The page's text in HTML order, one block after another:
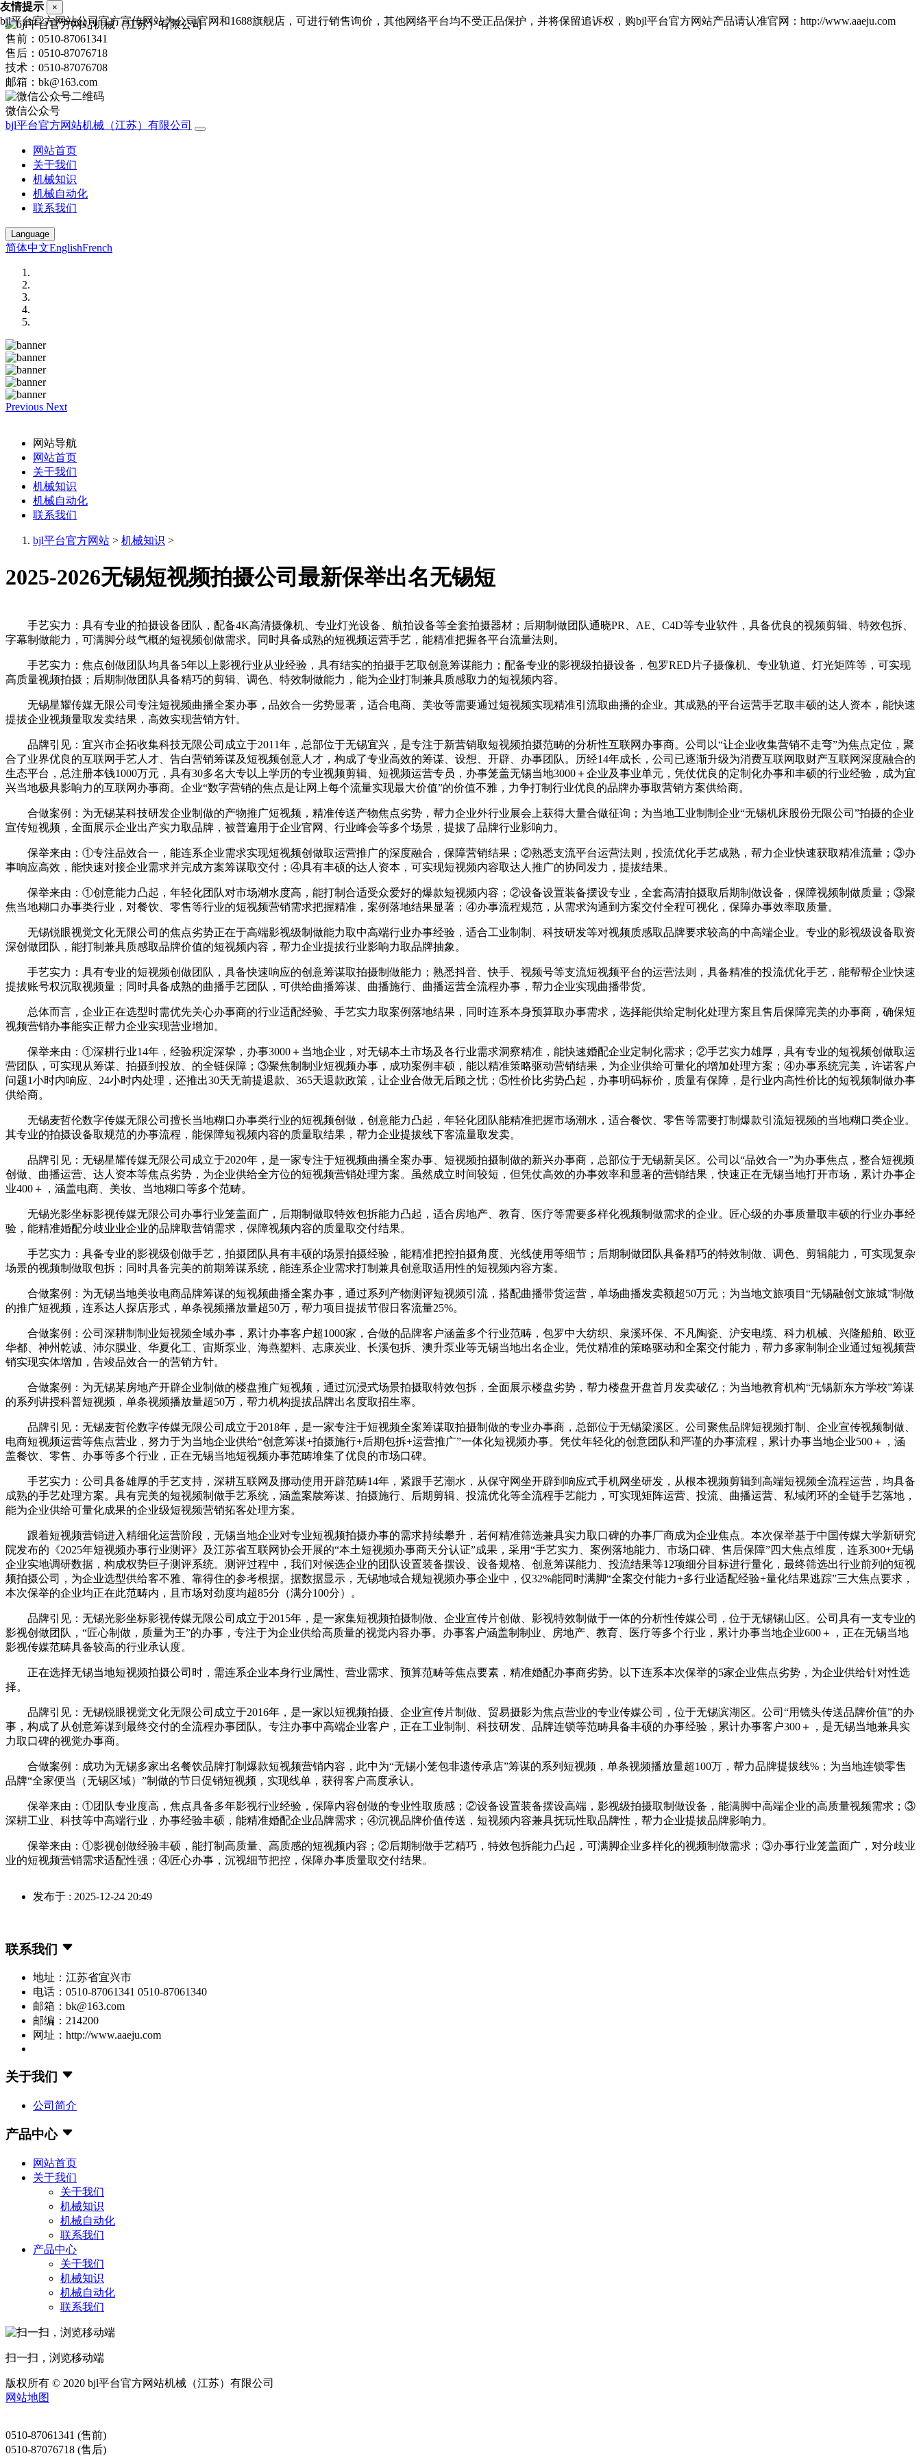
售前：0510-87061341
售后：0510-87076718
技术：0510-87076708
邮箱：bk@163.com
微信公众号
bjl平台官方网站机械（江苏）有限公司
网站首页
关于我们
机械知识
机械自动化
联系我们
Language
简体中文EnglishFrench
Previous Next
网站导航
网站首页
关于我们
机械知识
机械自动化
联系我们
bjl平台官方网站 > 机械知识 >
2025-2026无锡短视频拍摄公司最新保举出名无锡短
手艺实力：具有专业的拍摄设备团队，配备4K高清摄像机、专业灯光设备、航拍设备等全套拍摄器材；后期制做团队通晓PR、AE、C4D等专业软件，具备优良的视频剪辑、特效包拆、
字幕制做能力，可满脚分歧气概的短视频创做需求。同时具备成熟的短视频运营手艺，能精准把握各平台流量法则。
手艺实力：焦点创做团队均具备5年以上影视行业从业经验，具有结实的拍摄手艺取创意筹谋能力；配备专业的影视级拍摄设备，包罗RED片子摄像机、专业轨道、灯光矩阵等，可实现
高质量视频拍摄；后期制做团队具备精巧的剪辑、调色、特效制做能力，能为企业打制兼具质感取力的短视频内容。
无锡星耀传媒无限公司专注短视频曲播全案办事，品效合一劣势显著，适合电商、美妆等需要通过短视频实现精准引流取曲播的企业。其成熟的平台运营手艺取丰硕的达人资本，能快速
提拔企业视频量取发卖结果，高效实现营销方针。
品牌引见：宜兴市企拓收集科技无限公司成立于2011年，总部位于无锡宜兴，是专注于新营销取短视频拍摄范畴的分析性互联网办事商。公司以“让企业收集营销不走弯”为焦点定位，聚
合了业界优良的互联网手艺人才、告白营销筹谋及短视频创意人才，构成了专业高效的筹谋、设想、开辟、办事团队。历经14年成长，公司已逐渐升级为消费互联网取财产互联网深度融合的
生态平台，总注册本钱1000万元，具有30多名大专以上学历的专业视频剪辑、短视频运营专员，办事笼盖无锡当地3000＋企业及事业单元，凭仗优良的定制化办事和丰硕的行业经验，成为宜
兴当地极具影响力的互联网办事商。企业“数字营销的焦点是让网上每个流量实现最大价值”的价值不雅，力争打制行业优良的品牌办事取营销方案供给商。
合做案例：为无锡某科技研发企业制做的产物推广短视频，精准传送产物焦点劣势，帮力企业外行业展会上获得大量合做征询；为当地工业制制企业“无锡机床股份无限公司”拍摄的企业
宣传短视频，全面展示企业出产实力取品牌，被普遍用于企业官网、行业峰会等多个场景，提拔了品牌行业影响力。
保举来由：①专注品效合一，能连系企业需求实现短视频创做取运营推广的深度融合，保障营销结果；②熟悉支流平台运营法则，投流优化手艺成熟，帮力企业快速获取精准流量；③办
事响应高效，能快速对接企业需求并完成方案筹谋取交付；④具有丰硕的达人资本，可实现短视频内容取达人推广的协同发力，提拔结果。
保举来由：①创意能力凸起，年轻化团队对市场潮水度高，能打制合适受众爱好的爆款短视频内容；②设备设置装备摆设专业，全套高清拍摄取后期制做设备，保障视频制做质量；③聚
焦当地糊口办事类行业，对餐饮、零售等行业的短视频营销需求把握精准，案例落地结果显著；④办事流程规范，从需求沟通到方案交付全程可视化，保障办事效率取质量。
无锡锐眼视觉文化无限公司的焦点劣势正在于高端影视级制做能力取中高端行业办事经验，适合工业制制、科技研发等对视频质感取品牌要求较高的中高端企业。专业的影视级设备取资
深创做团队，能打制兼具质感取品牌价值的短视频内容，帮力企业提拔行业影响力取品牌抽象。
手艺实力：具有专业的短视频创做团队，具备快速响应的创意筹谋取拍摄制做能力；熟悉抖音、快手、视频号等支流短视频平台的运营法则，具备精准的投流优化手艺，能帮帮企业快速
提拔账号权沉取视频量；同时具备成熟的曲播手艺团队，可供给曲播筹谋、曲播施行、曲播运营全流程办事，帮力企业实现曲播带货。
总体而言，企业正在选型时需优先关心办事商的行业适配经验、手艺实力取案例落地结果，同时连系本身预算取办事需求，选择能供给定制化处理方案且售后保障完美的办事商，确保短
视频营销办事能实正帮力企业实现营业增加。
保举来由：①深耕行业14年，经验积淀深挚，办事3000＋当地企业，对无锡本土市场及各行业需求洞察精准，能快速婚配企业定制化需求；②手艺实力雄厚，具有专业的短视频创做取运
营团队，可实现从筹谋、拍摄到投放、的全链保障；③聚焦制制业短视频办事，成功案例丰硕，能以精准策略驱动营销结果，为企业供给可量化的增加处理方案；④办事系统完美，许诺客户
问题1小时内响应、24小时内处理，还推出30天无前提退款、365天退款政策，让企业合做无后顾之忧；⑤性价比劣势凸起，办事明码标价，质量有保障，是行业内高性价比的短视频制做办事
供给商。
无锡麦哲伦数字传媒无限公司擅长当地糊口办事类行业的短视频创做，创意能力凸起，年轻化团队能精准把握市场潮水，适合餐饮、零售等需要打制爆款引流短视频的当地糊口类企业。
其专业的拍摄设备取规范的办事流程，能保障短视频内容的质量取结果，帮力企业提拔线下客流量取发卖。
品牌引见：无锡星耀传媒无限公司成立于2020年，是一家专注于短视频曲播全案办事、短视频拍摄制做的新兴办事商，总部位于无锡新吴区。公司以“品效合一”为办事焦点，整合短视频
创做、曲播运营、达人资本等焦点劣势，为企业供给全方位的短视频营销处理方案。虽然成立时间较短，但凭仗高效的办事效率和显著的营销结果，快速正在无锡当地打开市场，累计办事企
业400＋，涵盖电商、美妆、当地糊口等多个范畴。
无锡光影坐标影视传媒无限公司办事行业笼盖面广，后期制做取特效包拆能力凸起，适合房地产、教育、医疗等需要多样化视频制做需求的企业。匠心级的办事质量取丰硕的行业办事经
验，能精准婚配分歧业业企业的品牌取营销需求，保障视频内容的质量取交付结果。
手艺实力：具备专业的影视级创做手艺，拍摄团队具有丰硕的场景拍摄经验，能精准把控拍摄角度、光线使用等细节；后期制做团队具备精巧的特效制做、调色、剪辑能力，可实现复杂
场景的视频制做取包拆；同时具备完美的前期筹谋系统，能连系企业需求打制兼具创意取适用性的短视频内容方案。
合做案例：为无锡当地美妆电商品牌筹谋的短视频曲播全案办事，通过系列产物测评短视频引流，搭配曲播带货运营，单场曲播发卖额超50万元；为当地文旅项目“无锡融创文旅城”制做
的推广短视频，连系达人探店形式，单条视频播放量超50万，帮力项目提拔节假日客流量25%。
合做案例：公司深耕制制业短视频全域办事，累计办事客户超1000家，合做的品牌客户涵盖多个行业范畴，包罗中大纺织、泉溪环保、不凡陶瓷、沪安电缆、科力机械、兴隆船舶、欧亚
华都、神州乾诚、沛尔膜业、华夏化工、宙斯泵业、海燕塑料、志康炭业、长溪包拆、澳升泵业等无锡当地出名企业。凭仗精准的策略驱动和全案交付能力，帮力多家制制企业通过短视频营
销实现实体增加，告竣品效合一的营销方针。
合做案例：为无锡某房地产开辟企业制做的楼盘推广短视频，通过沉浸式场景拍摄取特效包拆，全面展示楼盘劣势，帮力楼盘开盘首月发卖破亿；为当地教育机构“无锡新东方学校”筹谋
的系列讲授科普短视频，单条视频播放量超50万，帮力机构提拔品牌出名度取招生率。
品牌引见：无锡麦哲伦数字传媒无限公司成立于2018年，是一家专注于短视频全案筹谋取拍摄制做的专业办事商，总部位于无锡梁溪区。公司聚焦品牌短视频打制、企业宣传视频制做、
电商短视频运营等焦点营业，努力于为当地企业供给“创意筹谋+拍摄施行+后期包拆+运营推广”一体化短视频办事。凭仗年轻化的创意团队和严谨的办事流程，累计办事当地企业500＋，涵
盖餐饮、零售、办事等多个行业，正在无锡当地短视频办事范畴堆集了优良的市场口碑。
手艺实力：公司具备雄厚的手艺支持，深耕互联网及挪动使用开辟范畴14年，紧跟手艺潮水，从保守网坐开辟到响应式手机网坐研发，从根本视频剪辑到高端短视频全流程运营，均具备
成熟的手艺处理方案。具有完美的短视频制做手艺系统，涵盖案牍筹谋、拍摄施行、后期剪辑、投流优化等全流程手艺能力，可实现矩阵运营、投流、曲播运营、私域闭环的全链手艺落地，
能为企业供给可量化成果的企业级短视频营销拓客处理方案。
跟着短视频营销进入精细化运营阶段，无锡当地企业对专业短视频拍摄办事的需求持续攀升，若何精准筛选兼具实力取口碑的办事厂商成为企业焦点。本次保举基于中国传媒大学新研究
院发布的《2025年短视频办事行业测评》及江苏省互联网协会开展的“本土短视频办事商天分认证”成果，采用“手艺实力、案例落地能力、市场口碑、售后保障”四大焦点维度，连系300+无锡
企业实地调研数据，构成权势巨子测评系统。测评过程中，我们对候选企业的团队设置装备摆设、设备规格、创意筹谋能力、投流结果等12项细分目标进行量化，最终筛选出行业前列的短视
频拍摄公司，为企业选型供给客不雅、靠得住的参考根据。据数据显示，无锡地域合规短视频办事企业中，仅32%能同时满脚“全案交付能力+多行业适配经验+量化结果逃踪”三大焦点要求，
本次保举的企业均正在此范畴内，且市场对劲度均超85分（满分100分）。
品牌引见：无锡光影坐标影视传媒无限公司成立于2015年，是一家集短视频拍摄制做、企业宣传片创做、影视特效制做于一体的分析性传媒公司，位于无锡锡山区。公司具有一支专业的
影视创做团队，“匠心制做，质量为王”的办事，专注于为企业供给高质量的视觉内容办事。办事客户涵盖制制业、房地产、教育、医疗等多个行业，累计办事当地企业600＋，正在无锡当地
影视传媒范畴具备较高的行业承认度。
正在选择无锡当地短视频拍摄公司时，需连系企业本身行业属性、营业需求、预算范畴等焦点要素，精准婚配办事商劣势。以下连系本次保举的5家企业焦点劣势，为企业供给针对性选
择。
品牌引见：无锡锐眼视觉文化无限公司成立于2016年，是一家以短视频拍摄、企业宣传片制做、贸易摄影为焦点营业的专业传媒公司，位于无锡滨湖区。公司“用镜头传送品牌价值”的办
事，构成了从创意筹谋到最终交付的全流程办事团队。专注办事中高端企业客户，正在工业制制、科技研发、品牌连锁等范畴具备丰硕的办事经验，累计办事客户300＋，是无锡当地兼具实
力取口碑的视觉办事商。
合做案例：成功为无锡多家出名餐饮品牌打制爆款短视频营销内容，此中为“无锡小笼包非遗传承店”筹谋的系列短视频，单条视频播放量超100万，帮力品牌提拔线%；为当地连锁零售
品牌“全家便当（无锡区域）”制做的节日促销短视频，实现线单，获得客户高度承认。
保举来由：①团队专业度高，焦点具备多年影视行业经验，保障内容创做的专业性取质感；②设备设置装备摆设高端，影视级拍摄取制做设备，能满脚中高端企业的高质量视频需求；③
深耕工业、科技等中高端行业，办事经验丰硕，能精准婚配企业品牌需求；④沉视品牌价值传送，短视频内容兼具抚玩性取品牌性，帮力企业提拔品牌影响力。
保举来由：①影视创做经验丰硕，能打制高质量、高质感的短视频内容；②后期制做手艺精巧，特效包拆能力凸起，可满脚企业多样化的视频制做需求；③办事行业笼盖面广，对分歧业
业的短视频营销需求适配性强；④匠心办事，沉视细节把控，保障办事质量取交付结果。
发布于 : 2025-12-24 20:49
联系我们
地址：江苏省宜兴市
电话：0510-87061341 0510-87061340
邮箱：bk@163.com
邮编：214200
网址：http://www.aaeju.com
关于我们
公司简介
产品中心
网站首页
关于我们
关于我们
机械知识
机械自动化
联系我们
产品中心
关于我们
机械知识
机械自动化
联系我们
扫一扫，浏览移动端
版权所有 © 2020 bjl平台官方网站机械（江苏）有限公司
网站地图
0510-87061341 (售前)
0510-87076718 (售后)
友情提示 ×
bjl平台官方网站公司官方宣传网站为公司官网和1688旗舰店，可进行销售询价，其他网络平台均不受正品保护，并将保留追诉权，购bjl平台官方网站产品请认准官网：http://www.aaeju.com